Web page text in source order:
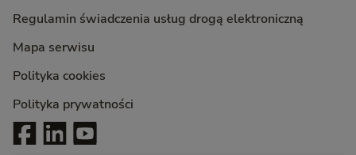
Regulamin świadczenia usług drogą elektroniczną
Mapa serwisu
Polityka cookies
Polityka prywatności